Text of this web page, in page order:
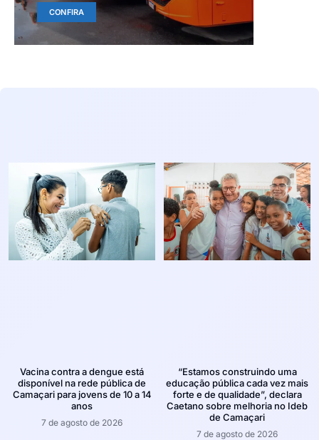
CONFIRA
Vacina contra a dengue está
disponível na rede pública de
Camaçari para jovens de 10 a 14
anos
7 de agosto de 2026
“Estamos construindo uma
educação pública cada vez mais
forte e de qualidade”, declara
Caetano sobre melhoria no Ideb
de Camaçari
7 de agosto de 2026